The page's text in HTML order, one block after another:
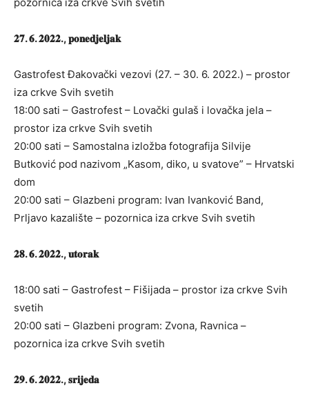
pozornica iza crkve Svih svetih
𝟐𝟕. 𝟔. 𝟐𝟎𝟐𝟐., 𝐩𝐨𝐧𝐞𝐝𝐣𝐞𝐥𝐣𝐚𝐤
Gastrofest Đakovački vezovi (27. – 30. 6. 2022.) – prostor
iza crkve Svih svetih
18:00 sati – Gastrofest – Lovački gulaš i lovačka jela –
prostor iza crkve Svih svetih
20:00 sati – Samostalna izložba fotografija Silvije
Butković pod nazivom „Kasom, diko, u svatove” – Hrvatski
dom
20:00 sati – Glazbeni program: Ivan Ivanković Band,
Prljavo kazalište – pozornica iza crkve Svih svetih
𝟐𝟖. 𝟔. 𝟐𝟎𝟐𝟐., 𝐮𝐭𝐨𝐫𝐚𝐤
18:00 sati – Gastrofest – Fišijada – prostor iza crkve Svih
svetih
20:00 sati – Glazbeni program: Zvona, Ravnica –
pozornica iza crkve Svih svetih
𝟐𝟗. 𝟔. 𝟐𝟎𝟐𝟐., 𝐬𝐫𝐢𝐣𝐞𝐝𝐚